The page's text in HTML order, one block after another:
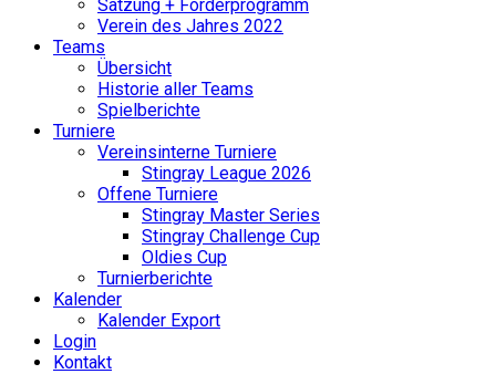
Satzung + Förderprogramm
Verein des Jahres 2022
Teams
Übersicht
Historie aller Teams
Spielberichte
Turniere
Vereinsinterne Turniere
Stingray League 2026
Offene Turniere
Stingray Master Series
Stingray Challenge Cup
Oldies Cup
Turnierberichte
Kalender
Kalender Export
Login
Kontakt